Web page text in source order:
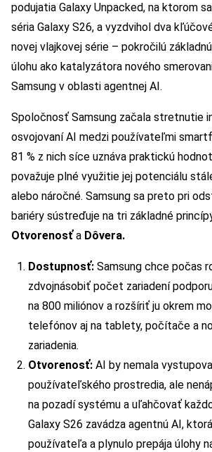
podujatia Galaxy Unpacked, na ktorom
séria Galaxy S26, a vyzdvihol dva
novej vlajkovej série – pokročilú
úlohu ako katalyzátora nového
Samsung v oblasti agentnej AI.
Spoločnosť Samsung začala stretnutie
osvojovaní AI medzi používateľmi
81 % z nich síce uznáva praktickú
považuje plné využitie jej potenciálu
alebo náročné. Samsung sa preto pri
bariéry sústreďuje na tri základné
Otvorenosťa Dôvera.
Dostupnosť: Samsung chce počas
zdvojnásobiť počet zariadení
na 800 miliónov a rozšíriť ju okrem
telefónov aj na tablety, počítače a
zariadenia.
Otvorenosť: AI by nemala
používateľského prostredia, ale
na pozadí systému a uľahčovať
Galaxy S26 zavádza agentnú AI,
používateľa a plynulo prepája úlohy